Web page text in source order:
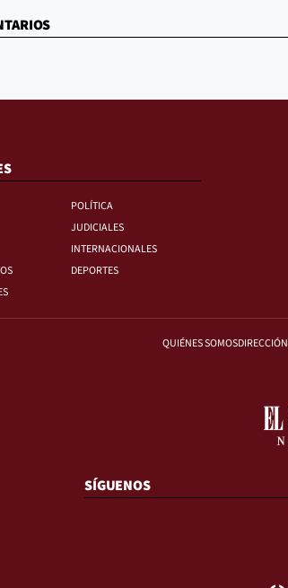
POLÍTICA
JUDICIALES
INTERNACIONALES
DEPORTES
QUIÉNES SOMOSDIRECCIÓN
SÍGUENOS